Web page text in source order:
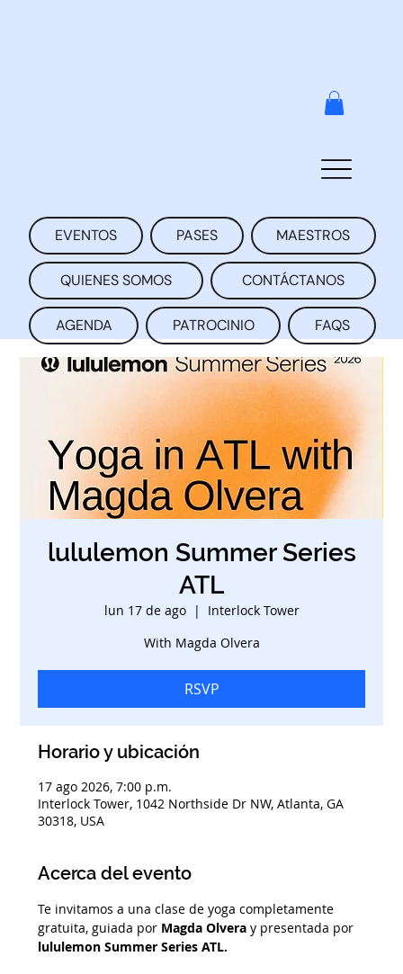
EVENTOS PASES MAESTROS
QUIENES SOMOS CONTÁCTANOS
AGENDA PATROCINIO FAQS
lululemon Summer Series
ATL
lun 17 de ago
  |
Interlock Tower
With Magda Olvera
RSVP
Horario y ubicación
17 ago 2026, 7:00 p.m.
Interlock Tower, 1042 Northside Dr NW, Atlanta, GA
30318, USA
Acerca del evento
Te invitamos a una clase de yoga completamente
gratuita, guiada por Magda Olvera y presentada por
lululemon Summer Series ATL.